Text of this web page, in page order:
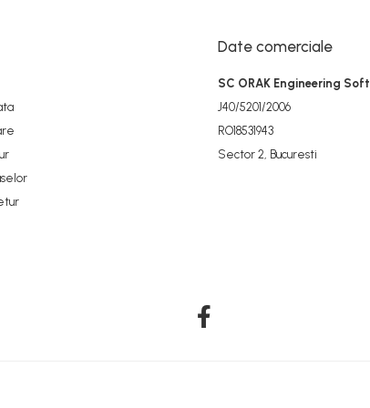
Date comerciale
SC ORAK Engineering
J40/5201/2006
RO18531943
Sector 2, Bucuresti